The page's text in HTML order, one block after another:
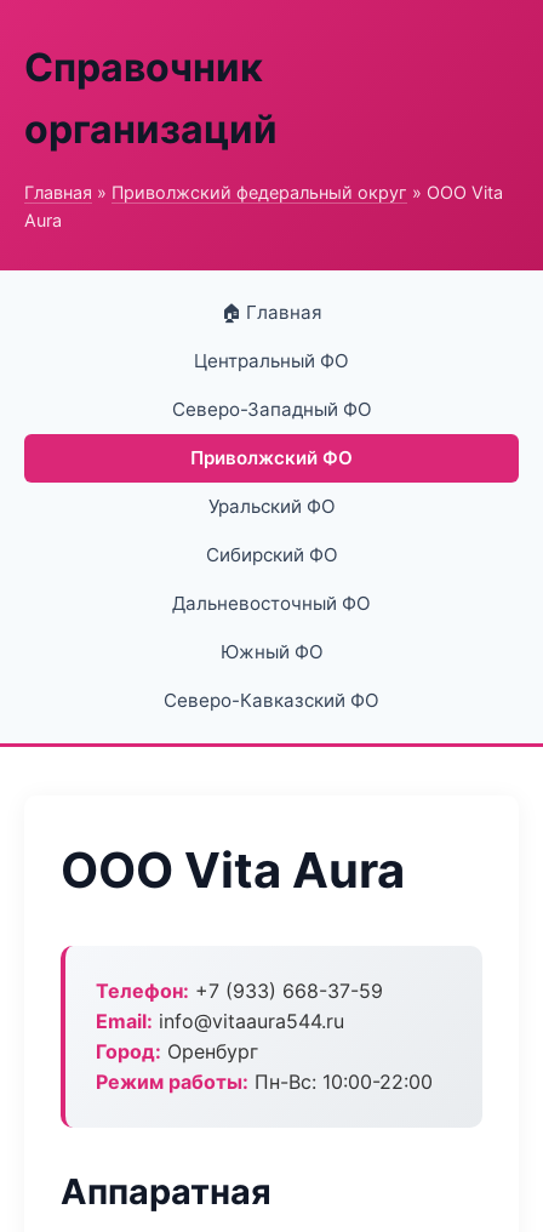
Справочник
организаций
Главная » Приволжский федеральный округ » ООО Vita
Aura
🏠 Главная
Центральный ФО
Северо-Западный ФО
Приволжский ФО
Уральский ФО
Сибирский ФО
Дальневосточный ФО
Южный ФО
Северо-Кавказский ФО
ООО Vita Aura
Телефон: +7 (933) 668-37-59
Email: info@vitaaura544.ru
Город: Оренбург
Режим работы: Пн-Вс: 10:00-22:00
Аппаратная